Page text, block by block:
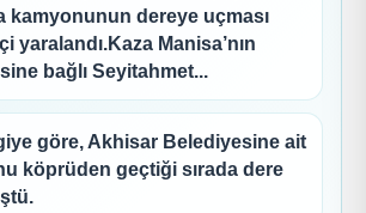
kamyonunun dereye uçması
yaralandı.Kaza Manisa’nın
bağlı Seyitahmet...
göre, Akhisar Belediyesine ait
köprüden geçtiği sırada dere